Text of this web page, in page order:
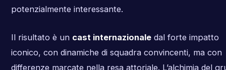
potenzialmente interessante.
Il risultato è un cast internazionaledal forte impatto
iconico, con dinamiche di squadra convincenti, ma con
differenze marcate nella resa attoriale. L’alchimia del